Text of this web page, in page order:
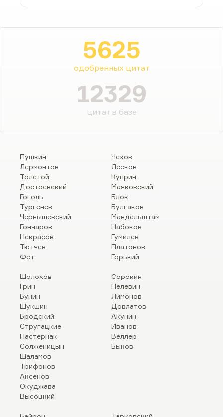
5625
одобренных цитат
12329
цитат в базе
Пушкин
Лермонтов
Толстой
Достоевский
Гоголь
Тургенев
Чернышевский
Гончаров
Некрасов
Тютчев
Фет
Чехов
Лесков
Куприн
Маяковский
Блок
Булгаков
Мандельштам
Набоков
Гумилев
Платонов
Горький
Шолохов
Грин
Бунин
Шукшин
Бродский
Стругацкие
Пастернак
Солженицын
Шаламов
Трифонов
Аксенов
Окуджава
Высоцкий
Сорокин
Пелевин
Лимонов
Довлатов
Акунин
Иванов
Веллер
Быков